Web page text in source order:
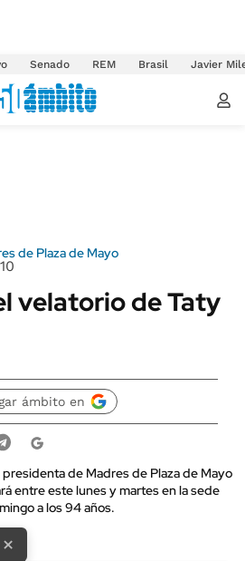
Senado REM Brasil Javier
de Plaza de Mayo
velatorio de Taty
ámbito en
de Madres de Plaza de Mayo
entre este lunes y martes en la sede
a los 94 años.
×